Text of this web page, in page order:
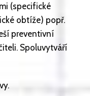
(specifické
obtíže) popř.
preventivní
Spoluvytváří